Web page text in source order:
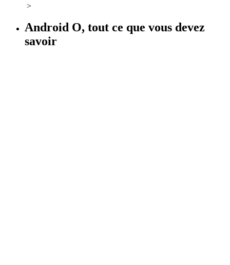
>
Android O, tout ce que vous devez
savoir